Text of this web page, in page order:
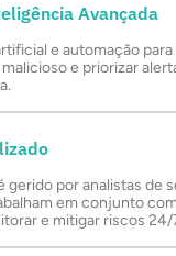
Avançada
e automação
e priorizar
gerido por analistas de
em conjunto
e mitigar riscos 24/